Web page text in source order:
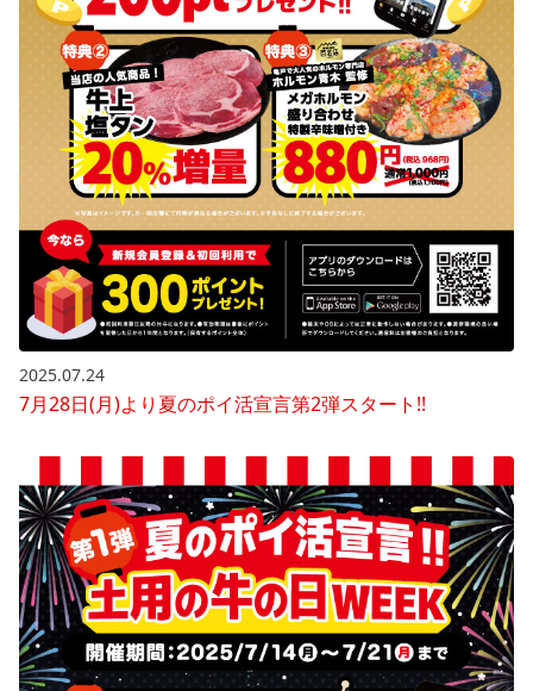
2025.07.24
7月28日(月)より夏のポイ活宣言第2弾スタート!!